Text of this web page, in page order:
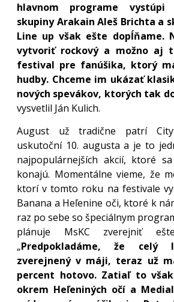
hlavnom programe vystúpi
skupiny Arakain Aleš Brichta a
Line up však ešte dopĺňame.
vytvoriť rockový a možno aj
festival pre fanúšika, ktorý
hudby. Chceme im ukázať
nových spevákov, ktorých tak
vysvetlil Ján Kulich.
August už tradične patrí
uskutoční 10. augusta a je to
najpopulárnejších akcií, ktoré
konajú. Momentálne vieme, že
ktorí v tomto roku na festivale
Banana a Heľenine oči, ktoré k
raz po sebe so špeciálnym
plánuje MsKC zverejniť
„Predpokladáme, že
zverejnený v máji, teraz už
percent hotovo. Zatiaľ to
okrem Heľeniných očí a